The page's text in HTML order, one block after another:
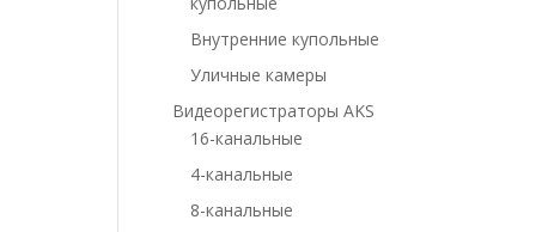
Внутренние купольные
Уличные камеры
Видеорегистраторы AKS
16-канальные
4-канальные
8-канальные